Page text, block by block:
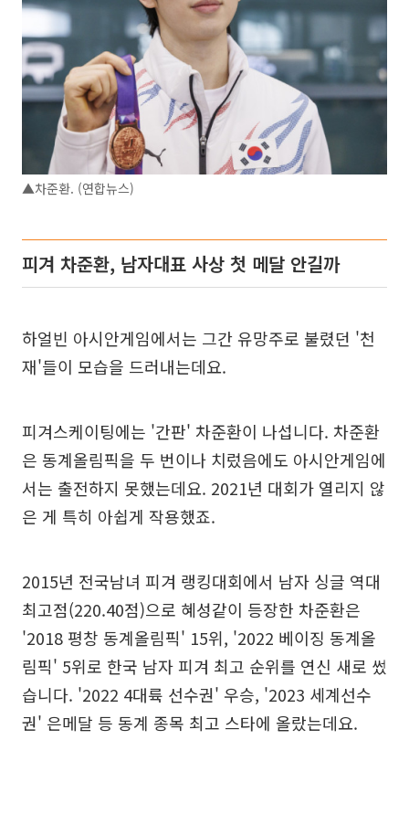
▲차준환. (연합뉴스)
피겨 차준환, 남자대표 사상 첫 메달 안길까
하얼빈 아시안게임에서는 그간 유망주로 불렸던 '천
재'들이 모습을 드러내는데요.
피겨스케이팅에는 '간판' 차준환이 나섭니다. 차준환
은 동계올림픽을 두 번이나 치렀음에도 아시안게임에
서는 출전하지 못했는데요. 2021년 대회가 열리지 않
은 게 특히 아쉽게 작용했죠.
2015년 전국남녀 피겨 랭킹대회에서 남자 싱글 역대
최고점(220.40점)으로 혜성같이 등장한 차준환은
'2018 평창 동계올림픽' 15위, '2022 베이징 동계올
림픽' 5위로 한국 남자 피겨 최고 순위를 연신 새로 썼
습니다. '2022 4대륙 선수권' 우승, '2023 세계선수
권' 은메달 등 동계 종목 최고 스타에 올랐는데요.